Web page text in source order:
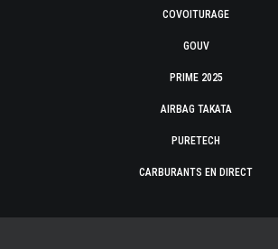
COVOITURAGE
GOUV
PRIME 2025
AIRBAG TAKATA
PURETECH
CARBURANTS EN DIRECT